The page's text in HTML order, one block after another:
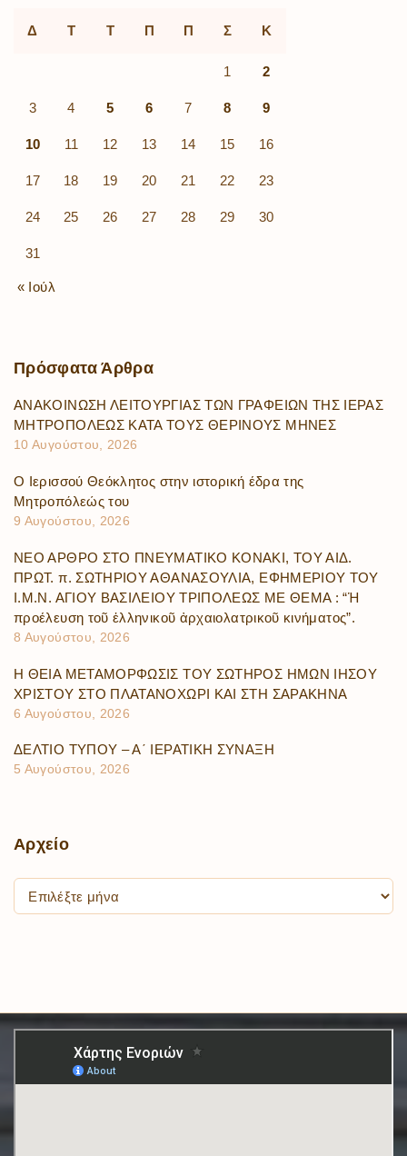
Δ Τ Τ Π Π Σ Κ
1 2
3 4 5 6 7 8 9
10 11 12 13 14 15 16
17 18 19 20 21 22 23
24 25 26 27 28 29 30
31
« Ιούλ
Πρόσφατα Άρθρα
ΑΝΑΚΟΙΝΩΣΗ ΛΕΙΤΟΥΡΓΙΑΣ ΤΩΝ ΓΡΑΦΕΙΩΝ ΤΗΣ ΙΕΡΑΣ
ΜΗΤΡΟΠΟΛΕΩΣ ΚΑΤΑ ΤΟΥΣ ΘΕΡΙΝΟΥΣ ΜΗΝΕΣ
10 Αυγούστου, 2026
Ο Ιερισσού Θεόκλητος στην ιστορική έδρα της
Μητροπόλεώς του
9 Αυγούστου, 2026
ΝΕΟ ΑΡΘΡΟ ΣΤΟ ΠΝΕΥΜΑΤΙΚΟ ΚΟΝΑΚΙ, ΤΟΥ ΑΙΔ.
ΠΡΩΤ. π. ΣΩΤΗΡΙΟΥ ΑΘΑΝΑΣΟΥΛΙΑ, ΕΦΗΜΕΡΙΟΥ ΤΟΥ
Ι.Μ.Ν. ΑΓΙΟΥ ΒΑΣΙΛΕΙΟΥ ΤΡΙΠΟΛΕΩΣ ΜΕ ΘΕΜΑ : “Ἡ
προέλευση τοῦ ἑλληνικοῦ ἀρχαιολατρικοῦ κινήματος”.
8 Αυγούστου, 2026
Η ΘΕΙΑ ΜΕΤΑΜΟΡΦΩΣΙΣ ΤΟΥ ΣΩΤΗΡΟΣ ΗΜΩΝ ΙΗΣΟΥ
ΧΡΙΣΤΟΥ ΣΤΟ ΠΛΑΤΑΝΟΧΩΡΙ ΚΑΙ ΣΤΗ ΣΑΡΑΚΗΝΑ
6 Αυγούστου, 2026
ΔΕΛΤΙΟ ΤΥΠΟΥ – Α΄ ΙΕΡΑΤΙΚΗ ΣΥΝΑΞΗ
5 Αυγούστου, 2026
Αρχείο